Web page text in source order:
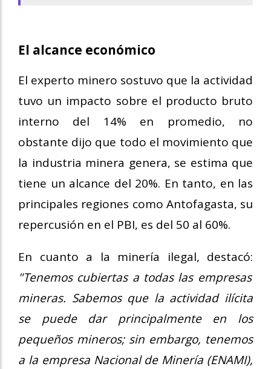
El alcance económico
El experto minero sostuvo que la actividad
tuvo un impacto sobre el producto bruto
interno del 14% en promedio, no
obstante dijo que todo el movimiento que
la industria minera genera, se estima que
tiene un alcance del 20%. En tanto, en las
principales regiones como Antofagasta, su
repercusión en el PBI, es del 50 al 60%.
En cuanto a la minería ilegal, destacó:
"Tenemos cubiertas a todas las empresas
mineras. Sabemos que la actividad ilícita
se puede dar principalmente en los
pequeños mineros; sin embargo, tenemos
a la empresa Nacional de Minería (ENAMI),